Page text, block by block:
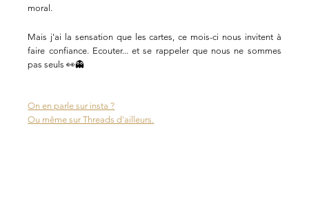
moral.
Mais j'ai la sensation que les cartes, ce mois-ci nous invitent à
faire confiance. Ecouter... et se rappeler que nous ne sommes
pas seuls 👀👻
On en parle sur insta ?
Ou même sur Threads d'ailleurs.